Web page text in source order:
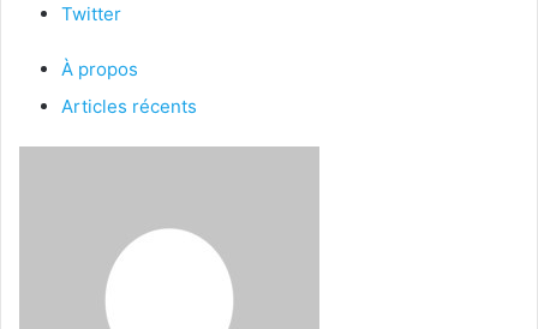
Twitter
À propos
Articles récents